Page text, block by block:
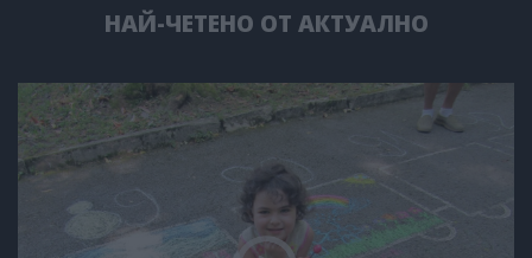
НАЙ-ЧЕТЕНО ОТ АКТУАЛНО